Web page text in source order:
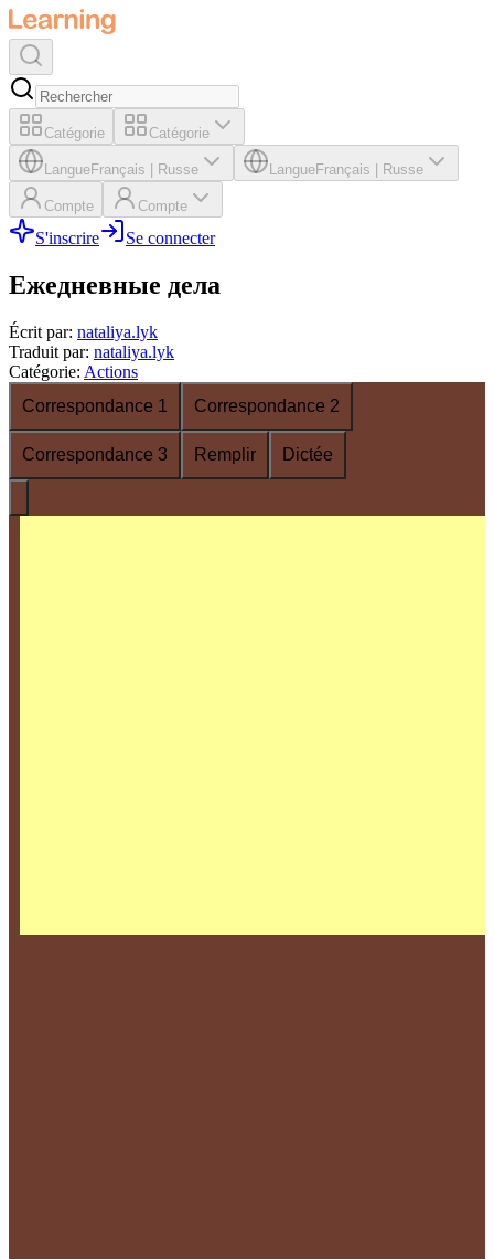
Catégorie Catégorie
LangueFrançais Russe LangueFrançais Russe
Compte Compte
S'inscrire Se connecter
Ежедневные дела
Écrit par: nataliya.lyk
Traduit par: nataliya.lyk
Catégorie: Actions
Correspondance 1
Correspondance 2
Correspondance 3 Remplir Dictée